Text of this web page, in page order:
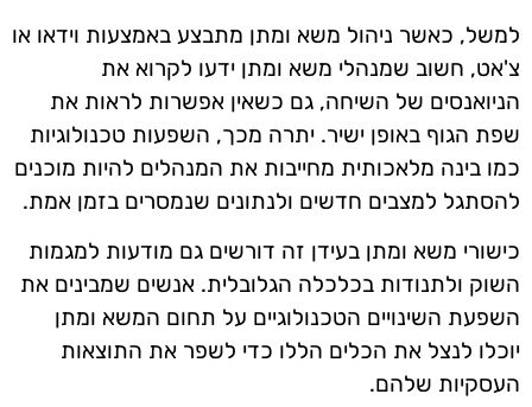
למשל, כאשר ניהול משא ומתן מתבצע באמצעות וידאו או
צ'אט, חשוב שמנהלי משא ומתן ידעו לקרוא את
הניואנסים של השיחה, גם כשאין אפשרות לראות את
שפת הגוף באופן ישיר. יתרה מכך, השפעות טכנולוגיות
כמו בינה מלאכותית מחייבות את המנהלים להיות מוכנים
להסתגל למצבים חדשים ולנתונים שנמסרים בזמן אמת.
כישורי משא ומתן בעידן זה דורשים גם מודעות למגמות
השוק ולתנודות בכלכלה הגלובלית. אנשים שמבינים את
השפעת השינויים הטכנולוגיים על תחום המשא ומתן
יוכלו לנצל את הכלים הללו כדי לשפר את התוצאות
העסקיות שלהם.